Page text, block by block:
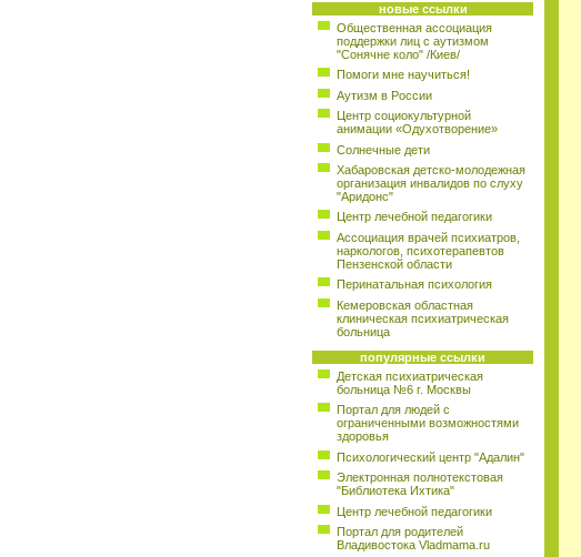
новые ссылки
Общественная ассоциация
поддержки лиц с аутизмом
"Сонячне коло" /Киев/
Помоги мне научиться!
Аутизм в России
Центр социокультурной
анимации «Одухотворение»
Солнечные дети
Хабаровская детско-молодежная
организация инвалидов по слуху
"Аридонс"
Центр лечебной педагогики
Ассоциация врачей психиатров,
наркологов, психотерапевтов
Пензенской области
Перинатальная психология
Кемеровская областная
клиническая психиатрическая
больница
популярные ссылки
Детская психиатрическая
больница №6 г. Москвы
Портал для людей с
ограниченными возможностями
здоровья
Психологический центр "Адалин"
Электронная полнотекстовая
"Библиотека Ихтика"
Центр лечебной педагогики
Портал для родителей
Владивостока Vladmama.ru